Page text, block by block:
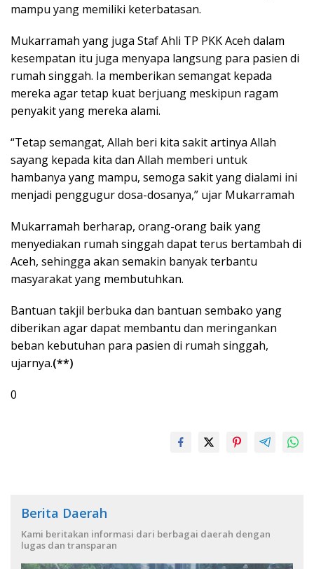
mampu yang memiliki keterbatasan.
Mukarramah yang juga Staf Ahli TP PKK Aceh dalam
kesempatan itu juga menyapa langsung para pasien di
rumah singgah. Ia memberikan semangat kepada
mereka agar tetap kuat berjuang meskipun ragam
penyakit yang mereka alami.
“Tetap semangat, Allah beri kita sakit artinya Allah
sayang kepada kita dan Allah memberi untuk
hambanya yang mampu, semoga sakit yang dialami ini
menjadi penggugur dosa-dosanya,” ujar Mukarramah
Mukarramah berharap, orang-orang baik yang
menyediakan rumah singgah dapat terus bertambah di
Aceh, sehingga akan semakin banyak terbantu
masyarakat yang membutuhkan.
Bantuan takjil berbuka dan bantuan sembako yang
diberikan agar dapat membantu dan meringankan
beban kebutuhan para pasien di rumah singgah,
ujarnya.(**)
0
Berita Daerah
Kami beritakan informasi dari berbagai daerah dengan
lugas dan transparan